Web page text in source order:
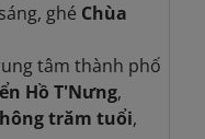
ghé Chùa
tâm thành phố
Hồ T'Nưng,
trăm tuổi,